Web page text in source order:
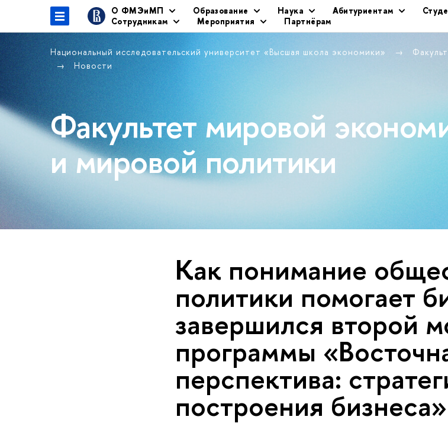
О ФМЭиМП Образование Наука Абитуриентам
Сотрудникам
Мероприятия Партнёрам
Национальный исследовательский университет «Высшая школа экономики»
Новости
Факультет мировой
и мировой политики
Как понимание
политики помогает
завершился второй
программы
перспектива:
построения бизнеса»